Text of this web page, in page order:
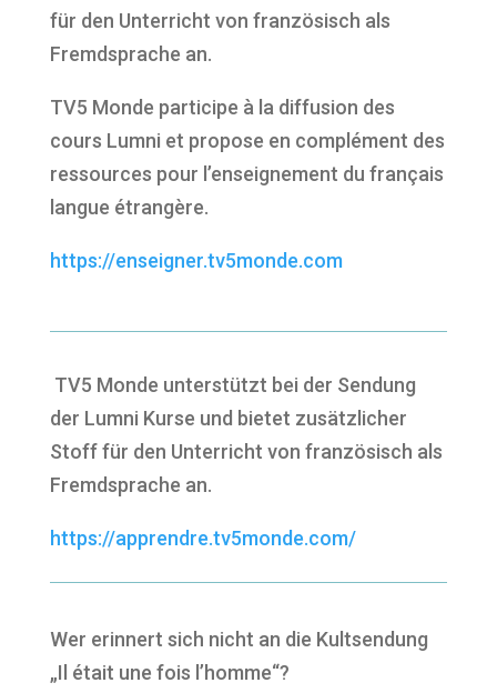
für den Unterricht von französisch als
Fremdsprache an.
TV5 Monde participe à la diffusion des
cours Lumni et propose en complément des
ressources pour l’enseignement du français
langue étrangère.
https://enseigner.tv5monde.com
TV5 Monde unterstützt bei der Sendung
der Lumni Kurse und bietet zusätzlicher
Stoff für den Unterricht von französisch als
Fremdsprache an.
https://apprendre.tv5monde.com/
Wer erinnert sich nicht an die Kultsendung
„Il était une fois l’homme“?